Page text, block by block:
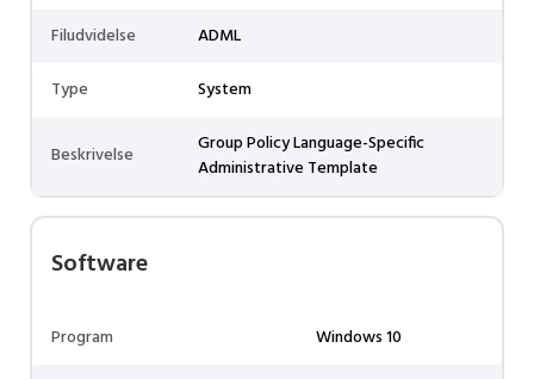
Filudvidelse
ADML
Type
System
Beskrivelse
Group Policy Language-Specific
Administrative Template
Software
Program
Windows 10